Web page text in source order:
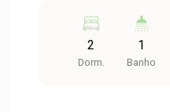
bem distribuídas,
aconchegantes e
iluminação natural que
2
Dorm.
1
Banho